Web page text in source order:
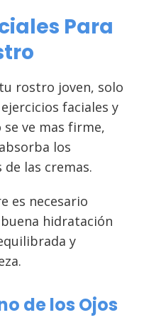
Para
rostro joven, solo
faciales y
ve mas firme,
los
las cremas.
es necesario
hidratación
y
de los Ojos